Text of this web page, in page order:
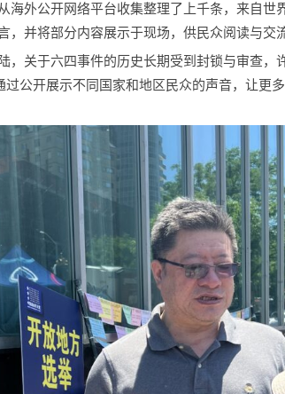
海外公开网络平台收集整理了上千条，来自世
，并将部分内容展示于现场，供民众阅读与交流
，关于六四事件的历史长期受到封锁与审查，
过公开展示不同国家和地区民众的声音，让更